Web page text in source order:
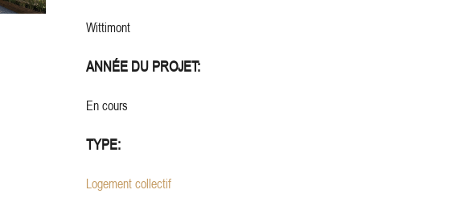
Wittimont
ANNÉE DU PROJET:
En cours
TYPE:
Logement collectif